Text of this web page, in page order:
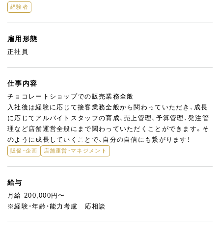
経験者
雇用形態
正社員
仕事内容
チョコレートショップでの販売業務全般
入社後は経験に応じて接客業務全般から関わっていただき、成長
に応じてアルバイトスタッフの育成、売上管理、予算管理、発注管
理など店舗運営全般にまで関わっていただくことができます。そ
のように成長していくことで、自分の自信にも繋がります！
販促・企画 店舗運営・マネジメント
給与
月給 200,000円〜
※経験・年齢・能力考慮 応相談